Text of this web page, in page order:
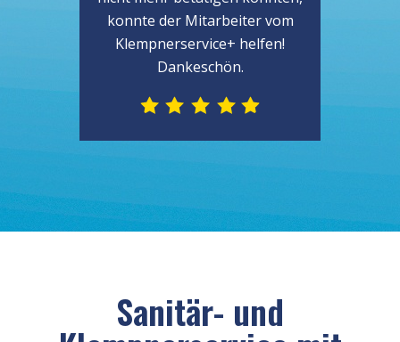
konnte der Mitarbeiter vom
Klempnerservice+ helfen!
Dankeschön.
Sanitär- und